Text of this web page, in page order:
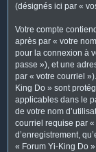
(désignés ici par «
Votre compte
après par « votre
pour la connexion à
passe »), et une
par « votre courriel
King Do » sont
applicables dans le
de votre nom
courriel requise par
d’enregistrement,
« Forum Yi-King Do